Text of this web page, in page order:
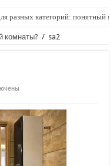
разных категорий:
комнаты? / sa2